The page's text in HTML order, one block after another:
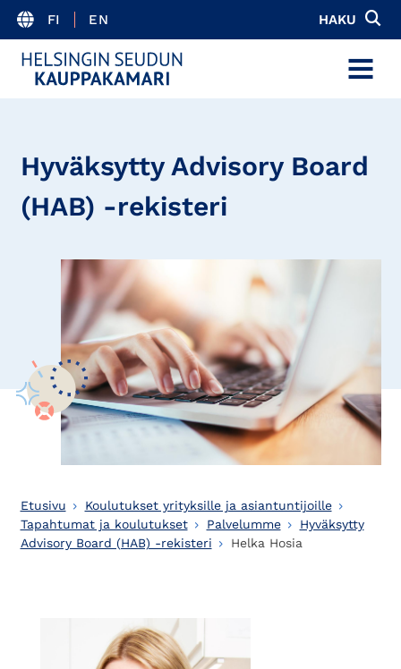
FI EN HAKU
MENU
Hyväksytty Advisory Board
(HAB) -rekisteri
Etusivu
Koulutukset yrityksille ja asiantuntijoille
Tapahtumat ja koulutukset
Palvelumme
Hyväksytty
Advisory Board (HAB) -rekisteri
Helka Hosia